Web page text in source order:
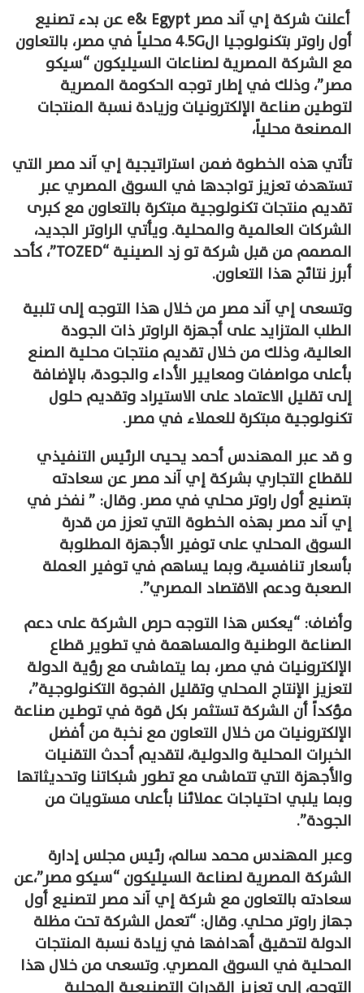
أعلنت شركة إي آند مصر e& Egypt عن بدء تصنيع
أول راوتر بتكنولوجيا ال4.5G محلياً في مصر، بالتعاون
مع الشركة المصرية لصناعات السيليكون “سيكو
مصر”، وذلك في إطار توجه الحكومة المصرية
لتوطين صناعة الإلكترونيات وزيادة نسبة المنتجات
المصنعة محلياً،
تأتي هذه الخطوة ضمن استراتيجية إي آند مصر التي
تستهدف تعزيز تواجدها في السوق المصري عبر
تقديم منتجات تكنولوجية مبتكرة بالتعاون مع كبرى
الشركات العالمية والمحلية. ويأتي الراوتر الجديد،
المصمم من قبل شركة تو زد الصينية “TOZED”، كأحد
أبرز نتائج هذا التعاون.
وتسعى إي آند مصر من خلال هذا التوجه إلى تلبية
الطلب المتزايد على أجهزة الراوتر ذات الجودة
العالية، وذلك من خلال تقديم منتجات محلية الصنع
بأعلى مواصفات ومعايير الأداء والجودة، بالإضافة
إلى تقليل الاعتماد على الاستيراد وتقديم حلول
تكنولوجية مبتكرة للعملاء في مصر.
و قد عبر المهندس أحمد يحيى الرئيس التنفيذي
للقطاع التجاري بشركة إي آند مصر عن سعادته
بتصنيع أول راوتر محلي في مصر. وقال: ” نفخر في
إي آند مصر بهذه الخطوة التي تعزز من قدرة
السوق المحلي على توفير الأجهزة المطلوبة
بأسعار تنافسية، وبما يساهم في توفير العملة
الصعبة ودعم الاقتصاد المصري”.
وأضاف: “يعكس هذا التوجه حرص الشركة على دعم
الصناعة الوطنية والمساهمة في تطوير قطاع
الإلكترونيات في مصر، بما يتماشى مع رؤية الدولة
لتعزيز الإنتاج المحلي وتقليل الفجوة التكنولوجية”،
مؤكداً أن الشركة تستثمر بكل قوة في توطين صناعة
الإلكترونيات من خلال التعاون مع نخبة من أفضل
الخبرات المحلية والدولية، لتقديم أحدث التقنيات
والأجهزة التي تتماشى مع تطور شبكاتنا وتحديثاتها
وبما يلبي احتياجات عملائنا بأعلى مستويات من
الجودة”.
وعبر المهندس محمد سالم، رئيس مجلس إدارة
الشركة المصرية لصناعة السيليكون “سيكو مصر”،عن
سعادته بالتعاون مع شركة إي آند مصر لتصنيع أول
جهاز راوتر محلي. وقال: “تعمل الشركة تحت مظلة
الدولة لتحقيق أهدافها في زيادة نسبة المنتجات
المحلية في السوق المصري. وتسعى من خلال هذا
التوجه، إلى تعزيز القدرات التصنيعية المحلية